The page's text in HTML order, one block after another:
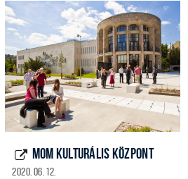
MOM KULTURÁLIS KÖZPONT
2020. 06. 12.